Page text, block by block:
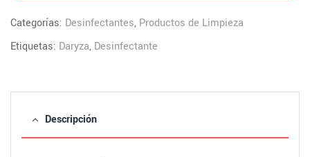
Categorías: Desinfectantes, Productos de Limpieza
Etiquetas: Daryza, Desinfectante
Descripción